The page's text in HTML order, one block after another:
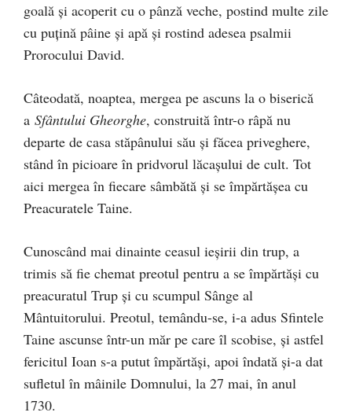
goală şi acoperit cu o pânză veche, postind multe zile
cu puţină pâine şi apă şi rostind adesea psalmii
Prorocului David.
Câteodată, noaptea, mergea pe ascuns la o biserică
a Sfântului Gheorghe, construită într-o râpă nu
departe de casa stăpânului său şi făcea priveghere,
stând în picioare în pridvorul lăcașului de cult. Tot
aici mergea în fiecare sâmbătă şi se împărtăşea cu
Preacuratele Taine.
Cunoscând mai dinainte ceasul ieşirii din trup, a
trimis să fie chemat preotul pentru a se împărtăşi cu
preacuratul Trup şi cu scumpul Sânge al
Mântuitorului. Preotul, temându-se, i-a adus Sfintele
Taine ascunse într-un măr pe care îl scobise, şi astfel
fericitul Ioan s-a putut împărtăşi, apoi îndată şi-a dat
sufletul în mâinile Domnului, la 27 mai, în anul
1730.